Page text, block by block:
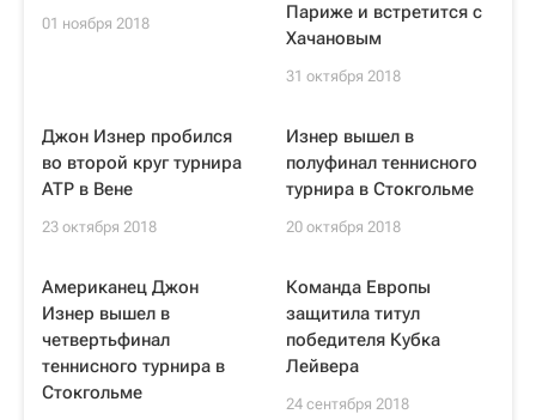
01 ноября 2018
Париже и встретится с
Хачановым
31 октября 2018
Джон Изнер пробился
во второй круг турнира
ATP в Вене
23 октября 2018
Изнер вышел в
полуфинал теннисного
турнира в Стокгольме
20 октября 2018
Американец Джон
Изнер вышел в
четвертьфинал
теннисного турнира в
Стокгольме
Команда Европы
защитила титул
победителя Кубка
Лейвера
24 сентября 2018